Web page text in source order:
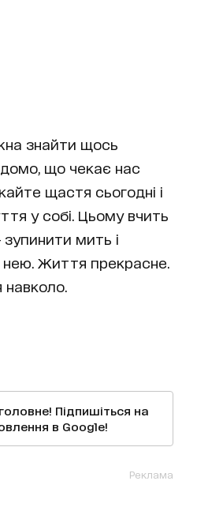
знайти щось
що чекає нас
щастя сьогодні і
у собі. Цьому вчить
мить і
Життя прекрасне.
навколо.
Підпишіться на
в Google!
Реклама